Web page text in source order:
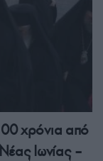
χρόνια από
Ιωνίας –